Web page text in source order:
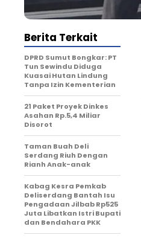
Berita Terkait
DPRD Sumut Bongkar: PT
Tun Sewindu Diduga
Kuasai Hutan Lindung
Tanpa Izin Kementerian
21 Paket Proyek Dinkes
Asahan Rp.5,4 Miliar
Disorot
Taman Buah Deli
Serdang Riuh Dengan
Rianh Anak-anak
Kabag Kesra Pemkab
Deliserdang Bantah Isu
Pengadaan Jilbab Rp525
Juta Libatkan Istri Bupati
dan Bendahara PKK